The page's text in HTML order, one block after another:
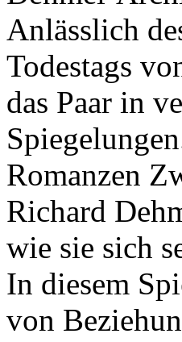
Anlässlich
Todestags
das Paar in
Romanzen
Richard
wie sie sich
In diesem
von